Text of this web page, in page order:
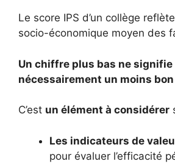
Le score IPS d’un collège
socio-économique moyen des
Un chiffre plus bas ne signifie
nécessairement un moins
C’est un élément à considérer
Les indicateurs de
pour évaluer l’efficacité